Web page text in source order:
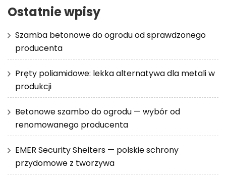
Ostatnie wpisy
Szamba betonowe do ogrodu od sprawdzonego
producenta
Pręty poliamidowe: lekka alternatywa dla metali w
produkcji
Betonowe szambo do ogrodu — wybór od
renomowanego producenta
EMER Security Shelters — polskie schrony
przydomowe z tworzywa